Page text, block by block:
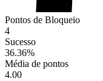
Pontos de Bloqueio
4
Sucesso
36.36%
Média de pontos
4.00